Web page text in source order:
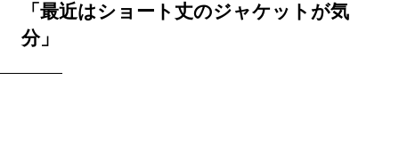
「最近はショート丈のジャケットが気
分」